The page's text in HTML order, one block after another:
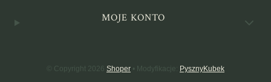
MOJE KONTO
© Copyright 2026 Shoper • Modyfikacje: PysznyKubek